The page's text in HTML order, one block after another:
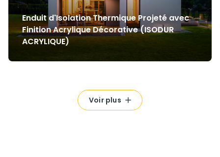
Enduit d'Isolation Thermique Projeté avec
Finition Acrylique Décorative (ISODUR
ACRYLIQUE)
Voir plus